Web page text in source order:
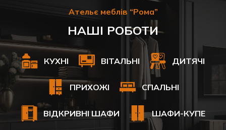
Ательє меблів “Рома”
НАШІ РОБОТИ
КУХНІ ВІТАЛЬНІ ДИТЯЧІ
ПРИХОЖІ СПАЛЬНІ
ВІДКРИВНІ ШАФИ ШАФИ-КУПЕ